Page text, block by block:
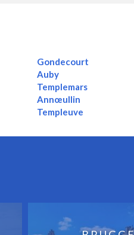
Gondecourt
Auby
Templemars
Annœullin
Templeuve